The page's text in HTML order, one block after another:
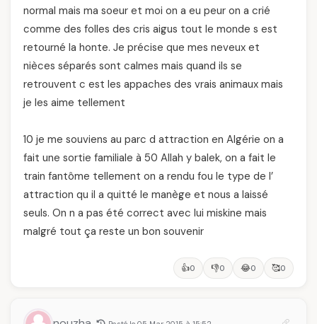
normal mais ma soeur et moi on a eu peur on a crié
comme des folles des cris aigus tout le monde s est
retourné la honte. Je précise que mes neveux et
nièces séparés sont calmes mais quand ils se
retrouvent c est les appaches des vrais animaux mais
je les aime tellement
10 je me souviens au parc d attraction en Algérie on a
fait une sortie familiale à 50 Allah y balek, on a fait le
train fantôme tellement on a rendu fou le type de l’
attraction qu il a quitté le manège et nous a laissé
seuls. On n a pas été correct avec lui miskine mais
malgré tout ça reste un bon souvenir
👍0 👎0 😂0 🥰0